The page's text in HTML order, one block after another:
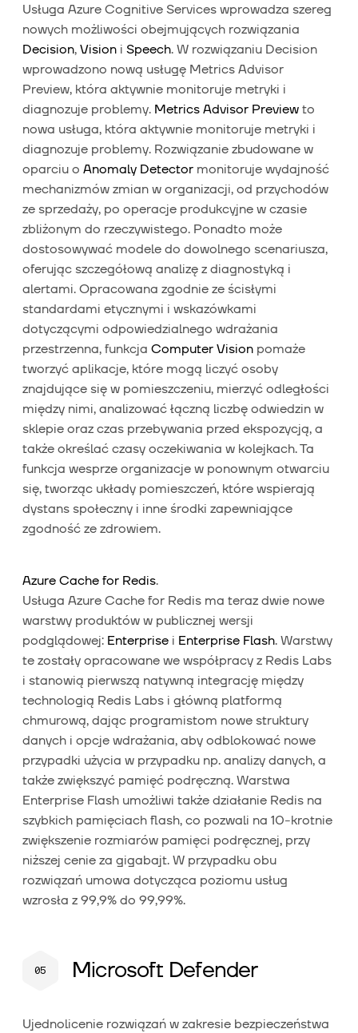
Usługa Azure Cognitive Services wprowadza szereg
nowych możliwości obejmujących rozwiązania
Decision, Vision i Speech. W rozwiązaniu Decision
wprowadzono nową usługę Metrics Advisor
Preview, która aktywnie monitoruje metryki i
diagnozuje problemy. Metrics Advisor Preview to
nowa usługa, która aktywnie monitoruje metryki i
diagnozuje problemy. Rozwiązanie zbudowane w
oparciu o Anomaly Detector monitoruje wydajność
mechanizmów zmian w organizacji, od przychodów
ze sprzedaży, po operacje produkcyjne w czasie
zbliżonym do rzeczywistego. Ponadto może
dostosowywać modele do dowolnego scenariusza,
oferując szczegółową analizę z diagnostyką i
alertami. Opracowana zgodnie ze ścisłymi
standardami etycznymi i wskazówkami
dotyczącymi odpowiedzialnego wdrażania
przestrzenna, funkcja Computer Vision pomaże
tworzyć aplikacje, które mogą liczyć osoby
znajdujące się w pomieszczeniu, mierzyć odległości
między nimi, analizować łączną liczbę odwiedzin w
sklepie oraz czas przebywania przed ekspozycją, a
także określać czasy oczekiwania w kolejkach. Ta
funkcja wesprze organizacje w ponownym otwarciu
się, tworząc układy pomieszczeń, które wspierają
dystans społeczny i inne środki zapewniające
zgodność ze zdrowiem.
Azure Cache for Redis.
Usługa Azure Cache for Redis ma teraz dwie nowe
warstwy produktów w publicznej wersji
podglądowej: Enterprise i Enterprise Flash. Warstwy
te zostały opracowane we współpracy z Redis Labs
i stanowią pierwszą natywną integrację między
technologią Redis Labs i główną platformą
chmurową, dając programistom nowe struktury
danych i opcje wdrażania, aby odblokować nowe
przypadki użycia w przypadku np. analizy danych, a
także zwiększyć pamięć podręczną. Warstwa
Enterprise Flash umożliwi także działanie Redis na
szybkich pamięciach flash, co pozwali na 10-krotnie
zwiększenie rozmiarów pamięci podręcznej, przy
niższej cenie za gigabajt. W przypadku obu
rozwiązań umowa dotycząca poziomu usług
wzrosła z 99,9% do 99,99%.
Microsoft Defender
Ujednolicenie rozwiązań w zakresie bezpieczeństwa